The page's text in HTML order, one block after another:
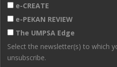
e-CREATE
e-PEKAN REVIEW
The UMPSA Edge
Select the newsletter(s) to which
unsubscribe.